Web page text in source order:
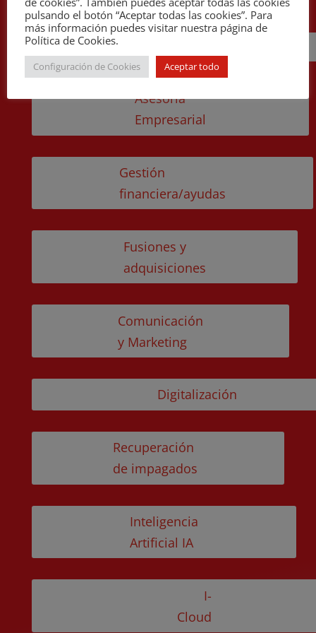
Asesoría
Empresarial
Gestión
financiera/ayudas
Fusiones y
adquisiciones
Comunicación
y Marketing
Digitalización
Recuperación
de impagados
Inteligencia
Artificial IA
I-
Cloud
pulsando el botón “Aceptar todas las cookies”. Para
más información puedes visitar nuestra página de
Política de Cookies.
Configuración de Cookies Aceptar todo